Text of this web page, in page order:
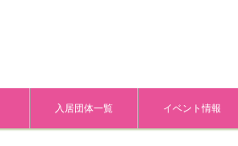
入居団体一覧 イベント情報